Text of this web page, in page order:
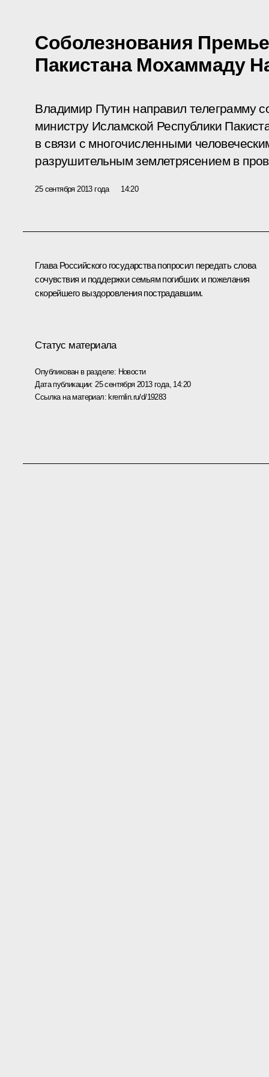
Соболезнования
Пакистана Мохаммаду
Владимир Путин направил телеграмму
министру Исламской Республики
в связи с многочисленными
разрушительным землетрясением в
25 сентября 2013 года 14:20
Глава Российского государства попросил передать слова
сочувствия и поддержки семьям погибших и пожелания
скорейшего выздоровления пострадавшим.
Статус материала
Опубликован в разделе: Новости
Дата публикации: 25 сентября 2013 года, 14:20
Ссылка на материал: kremlin.ru/d/19283